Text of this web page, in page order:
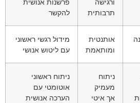
ורגישה
תרבותית
פרשנות אנושית
להקשר
אותנטית
ומותאמת
מידול רגשי ראשוני
עם ליטוש אנושי
ניתוח
מעמיק
אך איטי
ניתוח ראשוני
אוטומטי עם
הערכה אנושית